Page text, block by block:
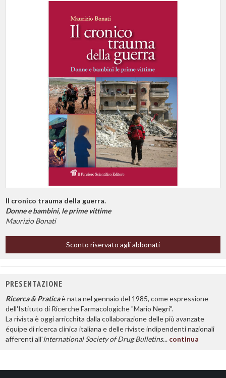
Il cronico trauma della guerra.
Donne e bambini, le prime vittime
Maurizio Bonati
Sconto riservato agli abbonati
PRESENTAZIONE
Ricerca & Praticaè nata nel gennaio del 1985, come espressione
dell'Istituto di Ricerche Farmacologiche "Mario Negri".
La rivista è oggi arricchita dalla collaborazione delle più avanzate
équipe di ricerca clinica italiana e delle riviste indipendenti nazionali
afferenti all'International Society of Drug Bulletins... continua